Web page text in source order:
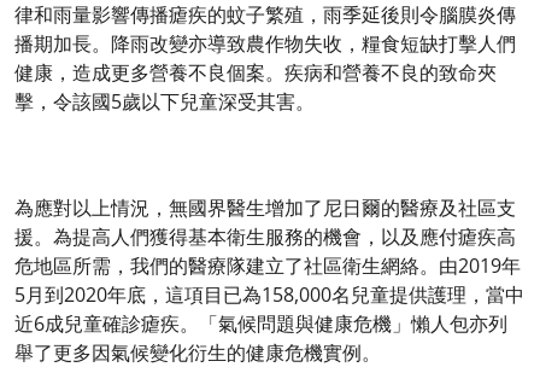
律和雨量影響傳播瘧疾的蚊子繁殖，雨季延後則令腦膜炎傳
播期加長。降雨改變亦導致農作物失收，糧食短缺打擊人們
健康，造成更多營養不良個案。疾病和營養不良的致命夾
擊，令該國5歲以下兒童深受其害。
為應對以上情況，無國界醫生增加了尼日爾的醫療及社區支
援。為提高人們獲得基本衛生服務的機會，以及應付瘧疾高
危地區所需，我們的醫療隊建立了社區衛生網絡。由2019年
5月到2020年底，這項目已為158,000名兒童提供護理，當中
近6成兒童確診瘧疾。「氣候問題與健康危機」懶人包亦列
舉了更多因氣候變化衍生的健康危機實例。